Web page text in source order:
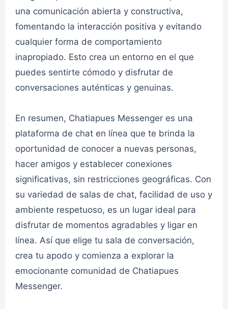
Chat Ligar 1✔
👮admin
CHAT LIGAR 👮admin
Chat Cafe Virtual 1✔
Chat Cafe Virtual 2✔
CHAT CAFE VIRTUAL 👮admin
una comunicación abierta y constructiva,
fomentando la interacción positiva y evitando
cualquier forma de comportamiento
inapropiado. Esto crea un entorno en el que
puedes sentirte cómodo y disfrutar de
conversaciones auténticas y genuinas.
En resumen, Chatiapues Messenger es una
plataforma de chat en línea que te brinda la
oportunidad de conocer a nuevas personas,
hacer amigos y establecer conexiones
significativas, sin restricciones geográficas. Con
su variedad de salas de chat, facilidad de uso y
ambiente respetuoso, es un lugar ideal para
disfrutar de momentos agradables y ligar en
línea. Así que elige tu sala de conversación,
crea tu apodo y comienza a explorar la
emocionante comunidad de Chatiapues
Messenger.